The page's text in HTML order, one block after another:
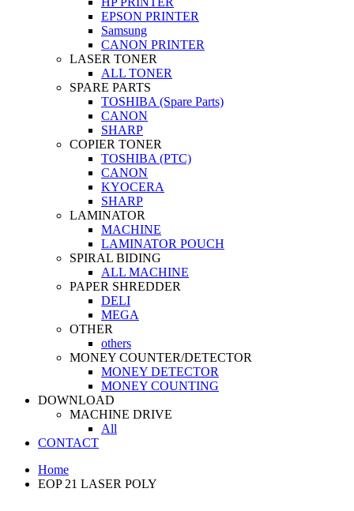
EPSON PRINTER
Samsung
CANON PRINTER
LASER TONER
ALL TONER
SPARE PARTS
TOSHIBA (Spare Parts)
CANON
SHARP
COPIER TONER
TOSHIBA (PTC)
CANON
KYOCERA
SHARP
LAMINATOR
MACHINE
LAMINATOR POUCH
SPIRAL BIDING
ALL MACHINE
PAPER SHREDDER
DELI
MEGA
OTHER
others
MONEY COUNTER/DETECTOR
MONEY DETECTOR
MONEY COUNTING
DOWNLOAD
MACHINE DRIVE
All
CONTACT
Home
EOP 21 LASER POLY